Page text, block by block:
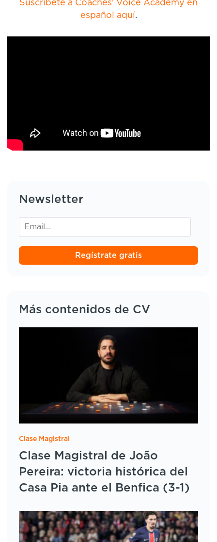
Suscríbete a Coaches' Voice Academy en
español aquí.
Newsletter
Regístrate gratis
Más contenidos de CV
Clase Magistral
Clase Magistral de João
Pereira: victoria histórica del
Casa Pia ante el Benfica (3-1)